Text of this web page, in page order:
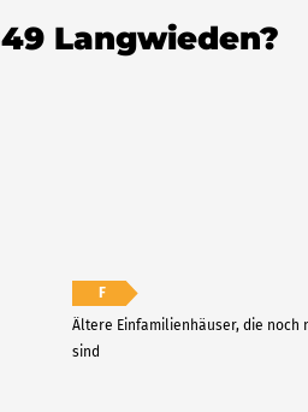
Langwieden?
F
Ältere Einfamilienhäuser, die noch
sind